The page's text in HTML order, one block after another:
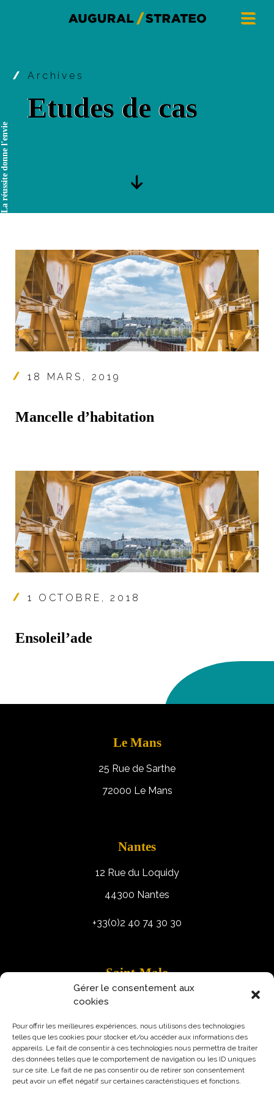
Gérer le consentement aux
cookies
Pour offrir les meilleures expériences, nous utilisons des technologies
telles que les cookies pour stocker et/ou accéder aux informations des
appareils. Le fait de consentir à ces technologies nous permettra de traiter
des données telles que le comportement de navigation ou les ID uniques
sur ce site. Le fait de ne pas consentir ou de retirer son consentement
peut avoir un effet négatif sur certaines caractéristiques et fonctions.
La réussite donne l'envie
Archives
Etudes de cas
18 MARS, 2019
Mancelle d’habitation
1 OCTOBRE, 2018
Ensoleil’ade
Le Mans
25 Rue de Sarthe
72000 Le Mans
Nantes
12 Rue du Loquidy
44300 Nantes
+33(0)2 40 74 30 30
Saint-Malo
9 Rue Robert Schuman